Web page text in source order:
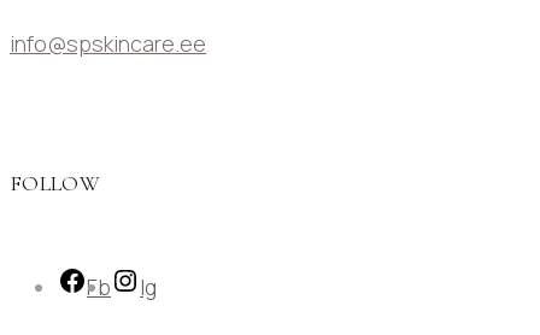
info@spskincare.ee
FOLLOW
Fb Ig